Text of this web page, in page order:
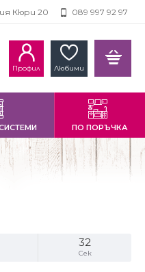
Кюри 20 089 997 92 97
Профил Любими
ПО ПОРЪЧКА
31
Сек